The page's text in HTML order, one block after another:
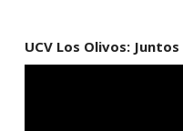
UCV Los Olivos: